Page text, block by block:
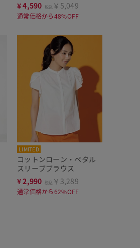
¥4,590 税込 ￥5,049
通常価格から48%OFF
LIMITED
コットンローン・ペタル
スリーブブラウス
¥2,990 税込 ￥3,289
通常価格から62%OFF